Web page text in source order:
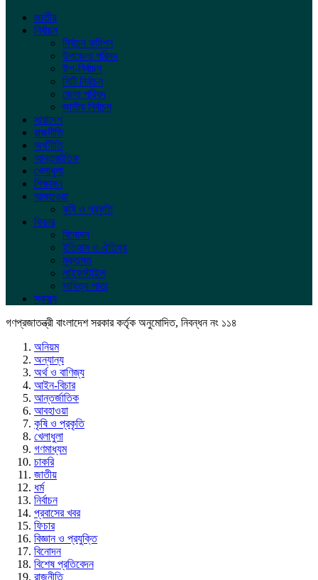
জাতীয়
নির্বাচন
নির্বাচন কমিশন
উপজেলা পরিষদ
উপ-নির্বাচন
সিটি নির্বাচন
জেলা পরিষদ
জাতীয় নির্বাচন
সারাদেশ
রাজনীতি
অর্থনীতি
আন্তর্জাতিক
খেলাধুলা
শিক্ষাঙ্গন
আবহাওয়া
কৃষি ও প্রকৃতি
ফিচার
বিনোদন
ইতিহাস ও ঐতিহ্য
মুক্তমত
লাইফস্টাইল
সাহিত্য পাতা
স্বাস্থ্য
গণপ্রজাতন্ত্রী বাংলাদেশ সরকার কর্তৃক অনুমোদিত, নিবন্ধন নং ১১৪
অনিয়ম
অন্যান্য
অর্থ ও বাণিজ্য
আইন-বিচার
আন্তর্জাতিক
আবহাওয়া
কৃষি ও প্রকৃতি
খেলাধুলা
গণমাধ্যম
চাকরি
জাতীয়
ধর্ম
নির্বাচন
প্রবাসের খবর
ফিচার
বিজ্ঞান ও প্রযুক্তি
বিনোদন
বিশেষ প্রতিবেদন
রাজনীতি